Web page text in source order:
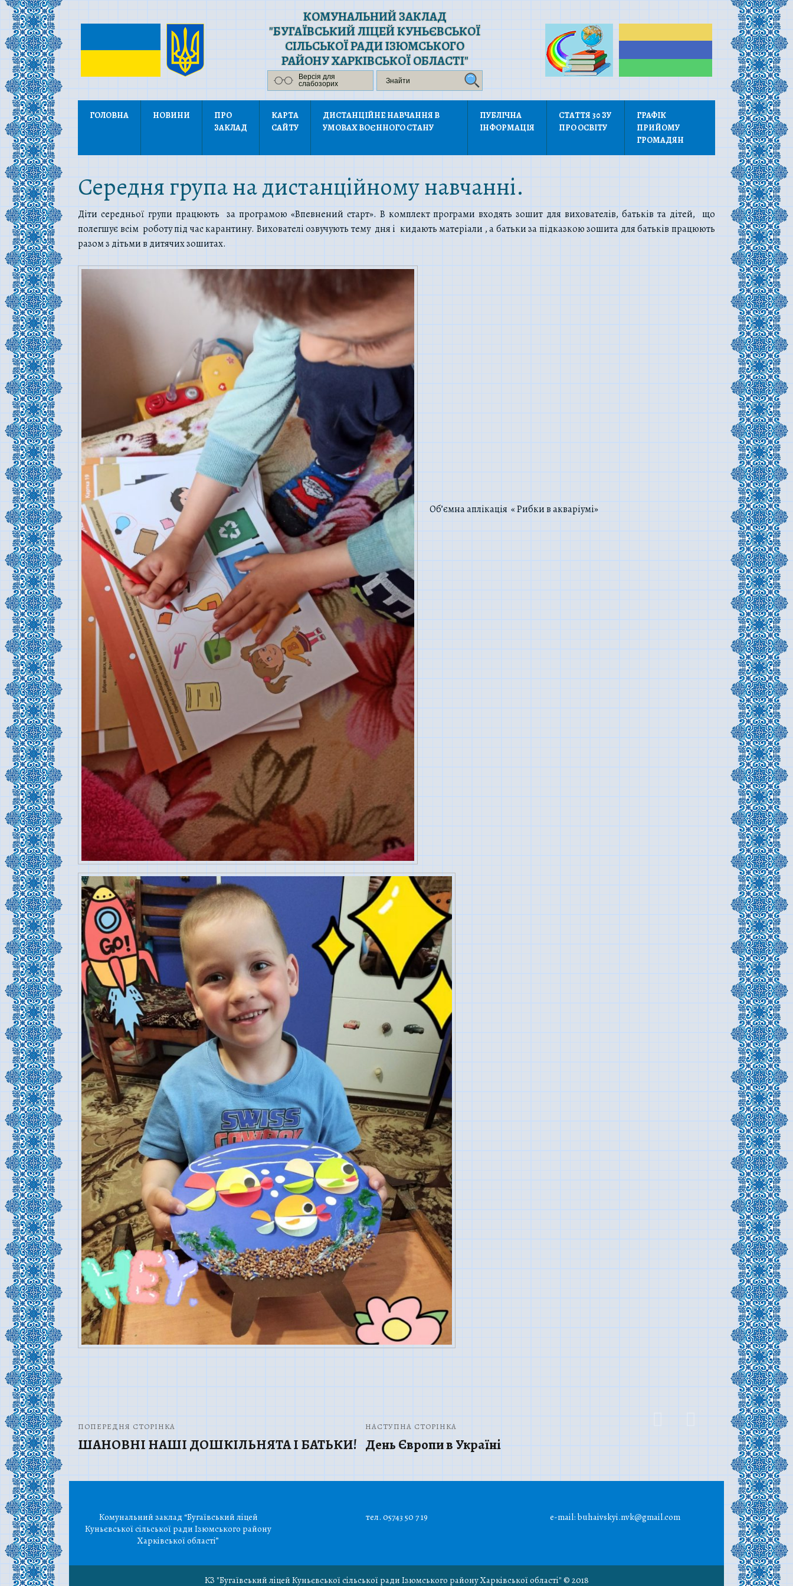
КОМУНАЛЬНИЙ ЗАКЛАД
"БУГАЇВСЬКИЙ ЛІЦЕЙ КУНЬЄВСЬКОЇ
СІЛЬСЬКОЇ РАДИ ІЗЮМСЬКОГО
РАЙОНУ ХАРКІВСЬКОЇ ОБЛАСТІ"
Версія для
слабозорих
ГОЛОВНА НОВИНИ
ПРО
ЗАКЛАД
КАРТА
САЙТУ
ДИСТАНЦІЙНЕ НАВЧАННЯ В
УМОВАХ ВОЄННОГО СТАНУ
ПУБЛІЧНА
ІНФОРМАЦІЯ
СТАТТЯ 30 ЗУ
ПРО ОСВІТУ
ГРАФІК
ПРИЙОМУ
ГРОМАДЯН
Середня група на дистанційному навчанні.
Діти середньої групи працюють за програмою «Впевнений старт». В комплект програми входять зошит для вихователів, батьків та дітей, що
полегшує всім роботу під час карантину. Вихователі озвучують тему дня і кидають матеріали , а батьки за підказкою зошита для батьків працюють
разом з дітьми в дитячих зошитах.
Об’ємна аплікація « Рибки в акваріумі»
ПОПЕРЕДНЯ СТОРІНКА
ШАНОВНІ НАШІ ДОШКІЛЬНЯТА І БАТЬКИ!
НАСТУПНА СТОРІНКА
День Європи в Україні
Комунальний заклад “Бугаївський ліцей
Куньєвської сільської ради Ізюмського району
Харківської області”
тел. 05743 50 7 19 e-mail: buhaivskyi.nvk@gmail.com
КЗ "Бугаївський ліцей Куньєвської сільської ради Ізюмського району Харківської області" © 2018